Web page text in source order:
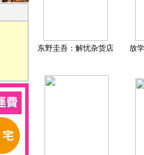
东野圭吾：解忧杂货店 放